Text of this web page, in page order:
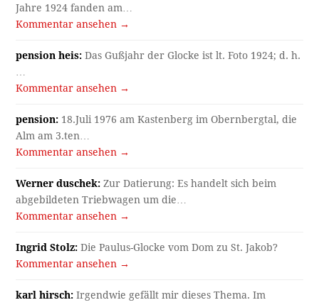
Jahre 1924 fanden am…
Kommentar ansehen →
pension heis: Das Gußjahr der Glocke ist lt. Foto 1924; d. h.
Kommentar ansehen →
pension: 18.Juli 1976 am Kastenberg im Obernbergtal, die
Alm am 3.ten…
Kommentar ansehen →
Werner duschek: Zur Datierung: Es handelt sich beim
abgebildeten Triebwagen um die…
Kommentar ansehen →
Ingrid Stolz: Die Paulus-Glocke vom Dom zu St. Jakob?
Kommentar ansehen →
karl hirsch: Irgendwie gefällt mir dieses Thema. Im